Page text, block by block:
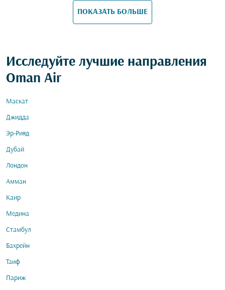
ПОКАЗАТЬ БОЛЬШЕ
Исследуйте лучшие направления
Oman Air
Маскат
Джидда
Эр-Рияд
Дубай
Лондон
Амман
Каир
Медина
Стамбул
Бахрейн
Таиф
Париж